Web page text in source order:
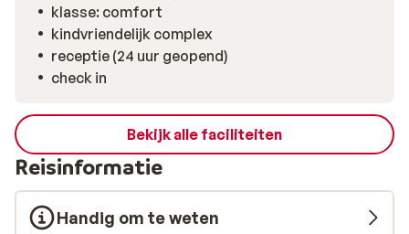
klasse: comfort
kindvriendelijk complex
receptie (24 uur geopend)
check in
Bekijk alle faciliteiten
Reisinformatie
Handig om te weten